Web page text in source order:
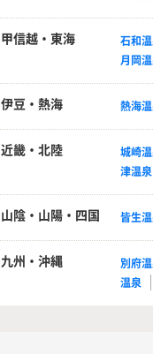
甲信越・東海 石和
月岡
伊豆・熱海 熱海
近畿・北陸 城崎
津温泉
山陰・山陽・四国 皆生
九州・沖縄 別府
温泉